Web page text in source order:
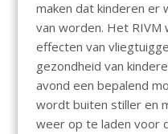
maken dat kinderen er
van worden. Het
effecten van
gezondheid van
avond een bepalend
wordt buiten stiller en
weer op te laden voor